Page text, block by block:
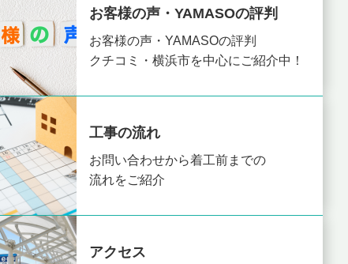
お客様の声・YAMASOの評判
お客様の声・YAMASOの評判
クチコミ・横浜市を中心にご紹介中！
工事の流れ
お問い合わせから着工前までの
流れをご紹介
アクセス